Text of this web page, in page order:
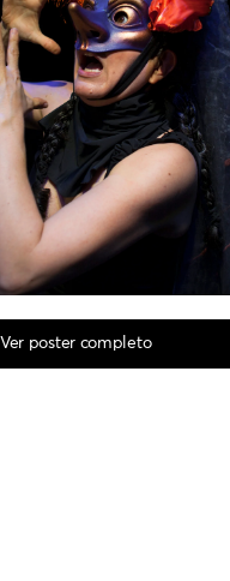
Ver poster completo